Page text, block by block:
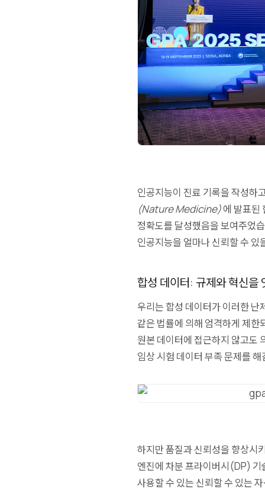
인공지능이 진료 기록을 작성하
(Nature Medicine)에 발표된
정확도를 달성했음을 보여주었
인공지능을 얼마나 신뢰할 수 있
합성 데이터: 규제와 혁신을
우리는 합성 데이터가 이러한 난
같은 법률에 의해 엄격하게 제
원본 데이터에 접근하지 않고도
임상 시험 데이터 부족 문제를
하지만 품질과 신뢰성을 향상시
엔진에차분 프라이버시(DP) 기
사용할 수 있는 신뢰할 수 있는